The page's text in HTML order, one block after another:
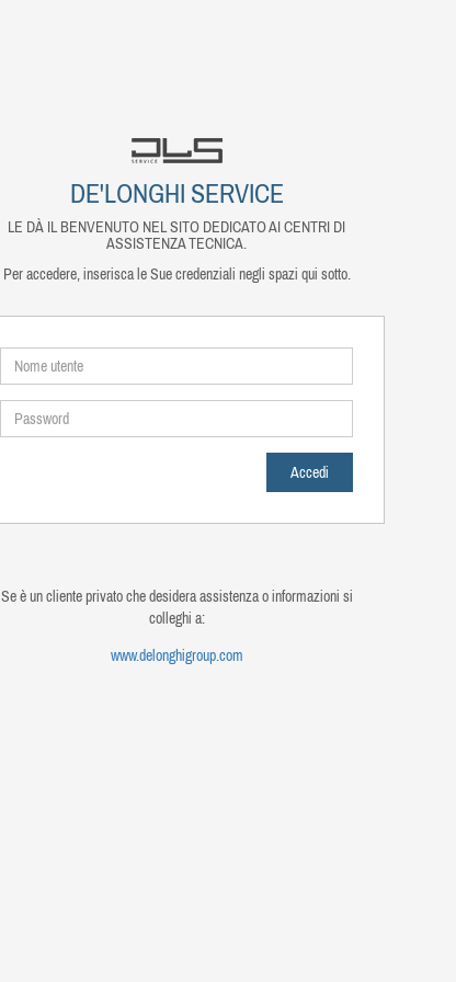
DE'LONGHI SERVICE
LE DÀ IL BENVENUTO NEL SITO DEDICATO AI CENTRI DI
ASSISTENZA TECNICA.
Per accedere, inserisca le Sue credenziali negli spazi qui sotto.
Se è un cliente privato che desidera assistenza o informazioni si
colleghi a:
www.delonghigroup.com